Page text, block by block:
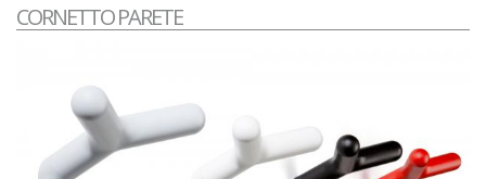
CORNETTO PARETE